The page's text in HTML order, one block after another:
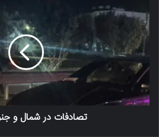
تصادفات در شمال و